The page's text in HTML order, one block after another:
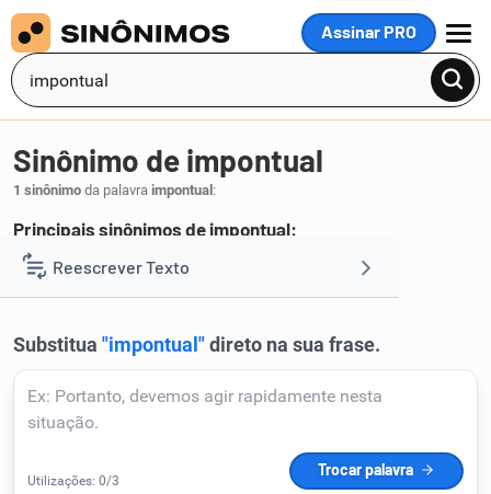
Assinar PRO
MENU
Reescrever Texto
Corrigir Texto
Sinônimo de impontual
1 sinônimo da palavra impontual :
Principais sinônimos de impontual:
1 inexato.